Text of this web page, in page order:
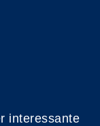
interessante